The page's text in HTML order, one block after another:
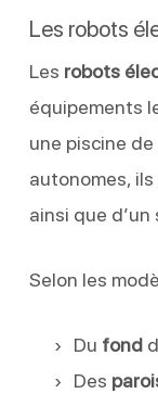
Les robots
Les robots
équipements
une piscine
autonomes,
ainsi que
Selon les
Du fond
Des